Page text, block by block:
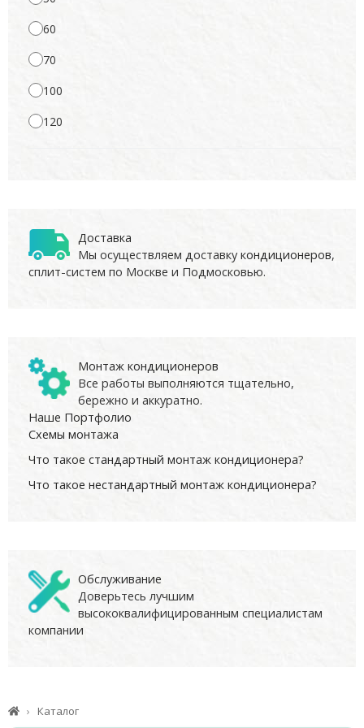
60
70
100
120
Доставка
Мы осуществляем доставку кондиционеров,
сплит-систем по Москве и Подмосковью.
Монтаж кондиционеров
Все работы выполняются тщательно,
бережно и аккуратно.
Наше Портфолио
Схемы монтажа
Что такое стандартный монтаж кондиционера?
Что такое нестандартный монтаж кондиционера?
Обслуживание
Доверьтесь лучшим
высококвалифицированным специалистам
компании
Каталог